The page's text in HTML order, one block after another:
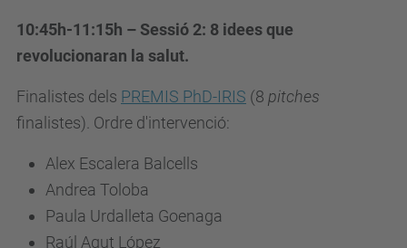
10:45h-11:15h – Sessió 2: 8 idees que
revolucionaran la salut.
Finalistes dels PREMIS PhD-IRIS (8 pitches
finalistes). Ordre d'intervenció:
Alex Escalera Balcells
Andrea Toloba
Paula Urdalleta Goenaga
Raúl Agut López